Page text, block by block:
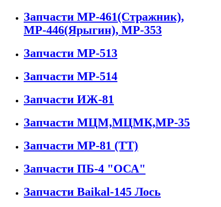
Запчасти МР-461(Стражник),
МР-446(Ярыгин), МР-353
Запчасти МР-513
Запчасти МР-514
Запчасти ИЖ-81
Запчасти МЦМ,МЦМК,МР-35
Запчасти МР-81 (ТТ)
Запчасти ПБ-4 "ОСА"
Запчасти Baikal-145 Лось